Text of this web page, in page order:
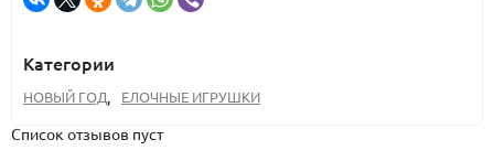
Категории
НОВЫЙ ГОД, ЕЛОЧНЫЕ ИГРУШКИ
Список отзывов пуст